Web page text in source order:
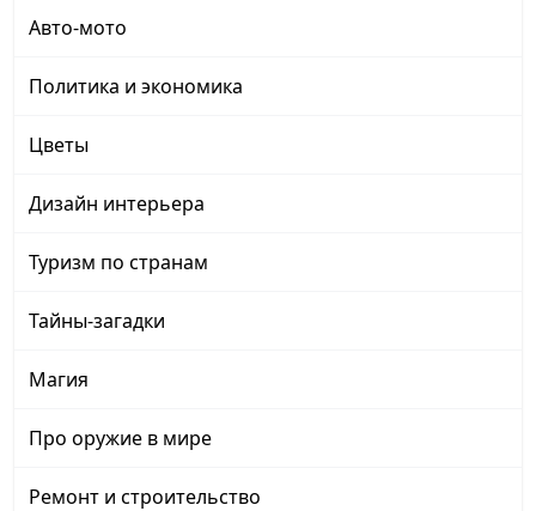
Авто-мото
Политика и экономика
Цветы
Дизайн интерьера
Туризм по странам
Тайны-загадки
Магия
Про оружие в мире
Ремонт и строительство